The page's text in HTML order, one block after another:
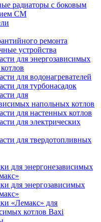
радиаторы с боковым
CM
ремонта
устройства
для энергозависимых
для водонагревателей
для турбонасадок
для
напольных котлов
для настенных котлов
для электрических
для твердотопливных
для энергонезависимых
для энергозависимых
«Лемакс» для
котлов Baxi